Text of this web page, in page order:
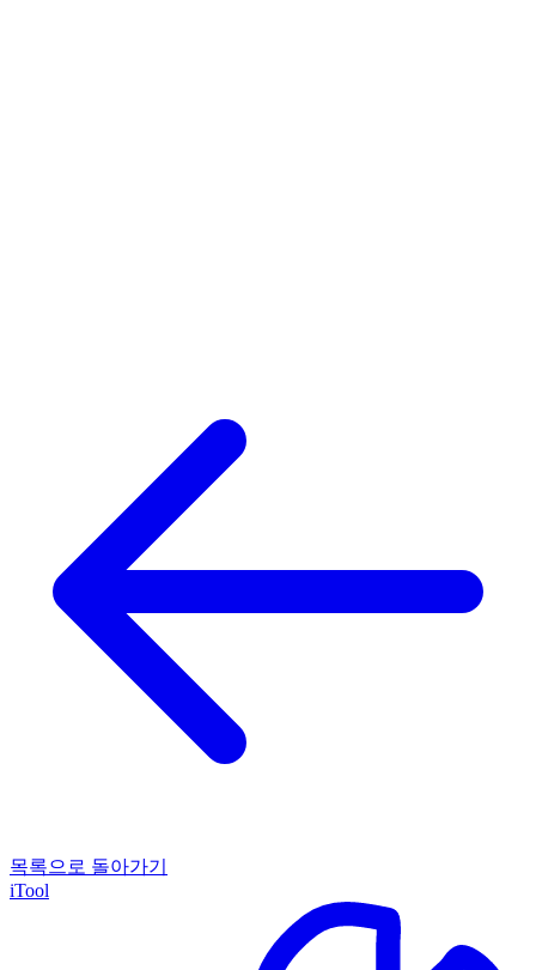
목록으로 돌아가기
iTool